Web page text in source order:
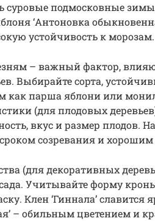
суровые подмосковные
‘Антоновка
устойчивость к морозам.
– важный фактор,
Выбирайте сорта,
как парша яблони или
(для плодовых
вкус и размер плодов.
созревания и
(для декоративных
Учитывайте форму
Клен ‘Гиннала’ славится
– обильным цветением и